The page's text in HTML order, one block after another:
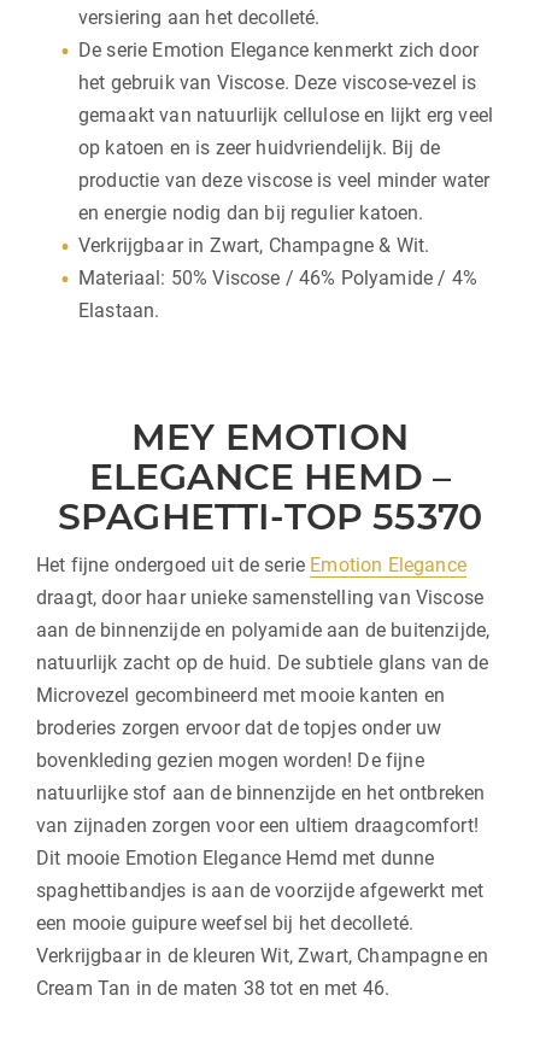
versiering aan het decolleté.
De serie Emotion Elegance kenmerkt zich door
het gebruik van Viscose. Deze viscose-vezel is
gemaakt van natuurlijk cellulose en lijkt erg veel
op katoen en is zeer huidvriendelijk. Bij de
productie van deze viscose is veel minder water
en energie nodig dan bij regulier katoen.
Verkrijgbaar in Zwart, Champagne & Wit.
Materiaal: 50% Viscose / 46% Polyamide / 4%
Elastaan.
MEY EMOTION
ELEGANCE HEMD –
SPAGHETTI-TOP 55370
Het fijne ondergoed uit de serie Emotion Elegance
draagt, door haar unieke samenstelling van Viscose
aan de binnenzijde en polyamide aan de buitenzijde,
natuurlijk zacht op de huid. De subtiele glans van de
Microvezel gecombineerd met mooie kanten en
broderies zorgen ervoor dat de topjes onder uw
bovenkleding gezien mogen worden! De fijne
natuurlijke stof aan de binnenzijde en het ontbreken
van zijnaden zorgen voor een ultiem draagcomfort!
Dit mooie Emotion Elegance Hemd met dunne
spaghettibandjes is aan de voorzijde afgewerkt met
een mooie guipure weefsel bij het decolleté.
Verkrijgbaar in de kleuren Wit, Zwart, Champagne en
Cream Tan in de maten 38 tot en met 46.